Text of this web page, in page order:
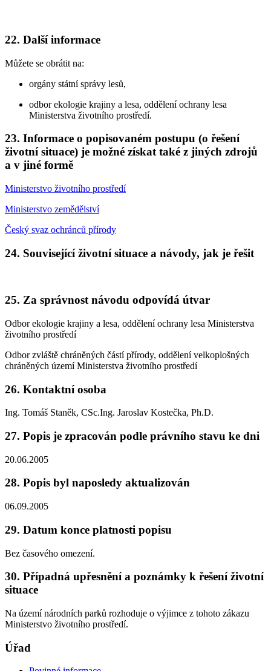
22. Další informace
Můžete se obrátit na:
orgány státní správy lesů,
odbor ekologie krajiny a lesa, oddělení ochrany lesa
Ministerstva životního prostředí.
23. Informace o popisovaném postupu (o řešení
životní situace) je možné získat také z jiných zdrojů
a v jiné formě
Ministerstvo životního prostředí
Ministerstvo zemědělství
Český svaz ochránců přírody
24. Související životní situace a návody, jak je řešit
25. Za správnost návodu odpovídá útvar
Odbor ekologie krajiny a lesa, oddělení ochrany lesa Ministerstva
životního prostředí
Odbor zvláště chráněných částí přírody, oddělení velkoplošných
chráněných území Ministerstva životního prostředí
26. Kontaktní osoba
Ing. Tomáš Staněk, CSc.Ing. Jaroslav Kostečka, Ph.D.
27. Popis je zpracován podle právního stavu ke dni
20.06.2005
28. Popis byl naposledy aktualizován
06.09.2005
29. Datum konce platnosti popisu
Bez časového omezení.
30. Případná upřesnění a poznámky k řešení životní
situace
Na území národních parků rozhoduje o výjimce z tohoto zákazu
Ministerstvo životního prostředí.
Úřad